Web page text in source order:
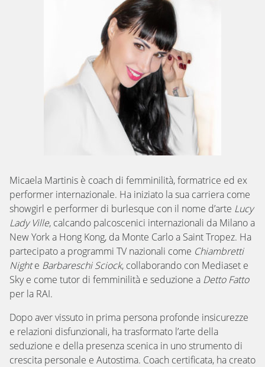
Micaela Martinis è coach di femminilità, formatrice ed ex
performer internazionale. Ha iniziato la sua carriera come
showgirl e performer di burlesque con il nome d’arte Lucy
Lady Ville, calcando palcoscenici internazionali da Milano a
New York a Hong Kong, da Monte Carlo a Saint Tropez. Ha
partecipato a programmi TV nazionali come Chiambretti
Nighte Barbareschi Sciock, collaborando con Mediaset e
Sky e come tutor di femminilità e seduzione a Detto Fatto
per la RAI.
Dopo aver vissuto in prima persona profonde insicurezze
e relazioni disfunzionali, ha trasformato l’arte della
seduzione e della presenza scenica in uno strumento di
crescita personale e Autostima. Coach certificata, ha creato